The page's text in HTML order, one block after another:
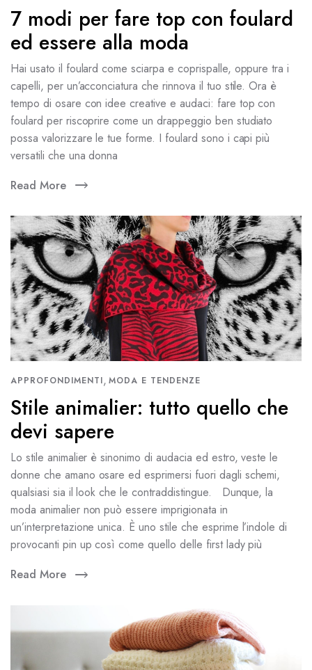
7 modi per fare top con foulard
ed essere alla moda
Hai usato il foulard come sciarpa e coprispalle, oppure tra i
capelli, per un’acconciatura che rinnova il tuo stile. Ora è
tempo di osare con idee creative e audaci: fare top con
foulard per riscoprire come un drappeggio ben studiato
possa valorizzare le tue forme. I foulard sono i capi più
versatili che una donna
Read More
APPROFONDIMENTI, MODA E TENDENZE
Stile animalier: tutto quello che
devi sapere
Lo stile animalier è sinonimo di audacia ed estro, veste le
donne che amano osare ed esprimersi fuori dagli schemi,
qualsiasi sia il look che le contraddistingue. Dunque, la
moda animalier non può essere imprigionata in
un’interpretazione unica. È uno stile che esprime l’indole di
provocanti pin up così come quello delle first lady più
Read More